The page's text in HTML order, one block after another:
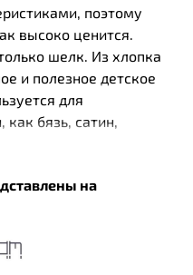
поэтому
высоко ценится.
шелк. Из хлопка
и полезное детское
для
как бязь, сатин,
простотой
белье
отдых.
изделий Нamam был
на